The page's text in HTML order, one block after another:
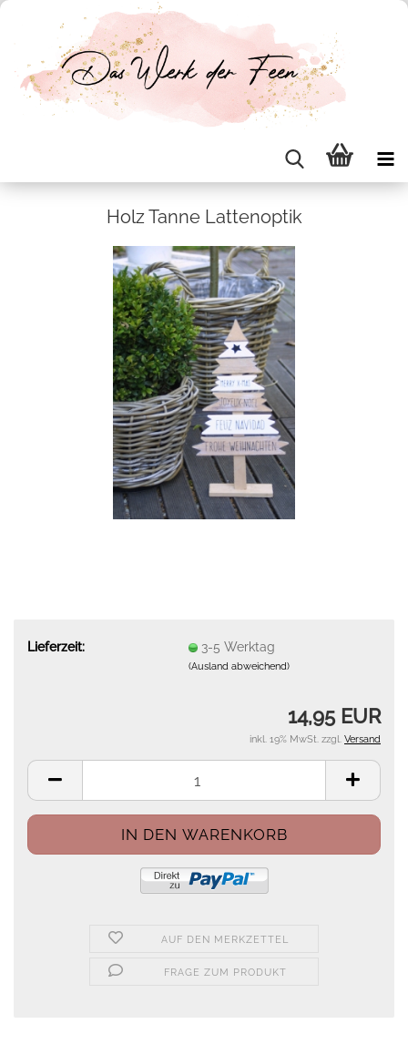
Holz Tanne Lat­ten­op­tik
Lieferzeit: 3-5 Werktag
(Ausland abweichend)
14,95 EUR
inkl. 19% MwSt. zzgl. Versand
AUF DEN MERKZETTEL
FRAGE ZUM PRODUKT